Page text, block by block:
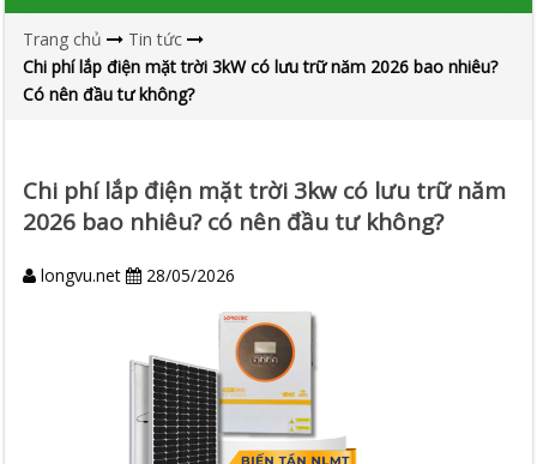
Trang chủ
Tin tức
Chi phí lắp điện mặt trời 3kW có lưu trữ năm 2026 bao nhiêu?
Có nên đầu tư không?
Chi phí lắp điện mặt trời 3kw có lưu trữ năm
2026 bao nhiêu? có nên đầu tư không?
longvu.net 28/05/2026